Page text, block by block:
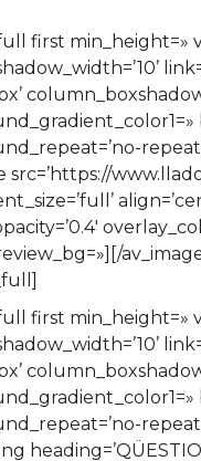
first min_height=»
src=’https://
first min_height=»